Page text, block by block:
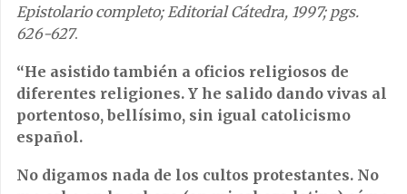
Epistolario completo; Editorial Cátedra, 1997; pgs.
626-627.
“He asistido también a oficios religiosos de
diferentes religiones. Y he salido dando vivas al
portentoso, bellísimo, sin igual catolicismo
español.
No digamos nada de los cultos protestantes. No